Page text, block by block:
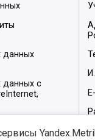
данных
данных с